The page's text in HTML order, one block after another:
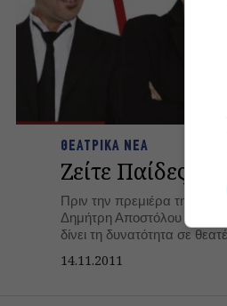
ΘΕΑΤΡΙΚΑ ΝΕΑ
Ζείτε Παίδες
Πριν την πρεμιέρα της
Δημήτρη Αποστόλου στο
δίνει τη δυνατότητα σε
ισχύει από το Σάββατο 19 Νοεμβρίου έως και
14.11.2011